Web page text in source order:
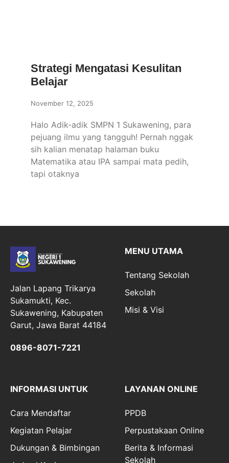
Strategi Mengatasi Kesulitan
Belajar
November 12, 2025
Halo Adik-adik SMPN 1 Sukawening, para
pejuang ilmu yang tangguh! Pernah nggak
sih kalian menatap halaman buku
Matematika atau IPA sampai mata pedih,
tapi otaknya
Jalan Lapang Trikarya
Sukamukti, Kec.
Sukawening, Kabupaten
Garut, Jawa Barat 44184
0896-8071-7221
MENU UTAMA
Tentang Sekolah
Sekolah
Misi & Visi
INFORMASI UNTUK
Cara Mendaftar
Kegiatan Pelajar
Dukungan & Bimbingan
LAYANAN ONLINE
PPDB
Perpustakaan Online
Berita & Informasi
Sekolah